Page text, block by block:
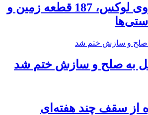
توقیف 86خودروی لوکس، 187 قطعه زمین و
از سقف چند هفته‌ای